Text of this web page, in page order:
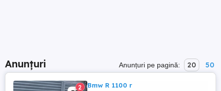
Anunțuri Anunțuri pe pagină: 20 50
2 Bmw R 1100 r